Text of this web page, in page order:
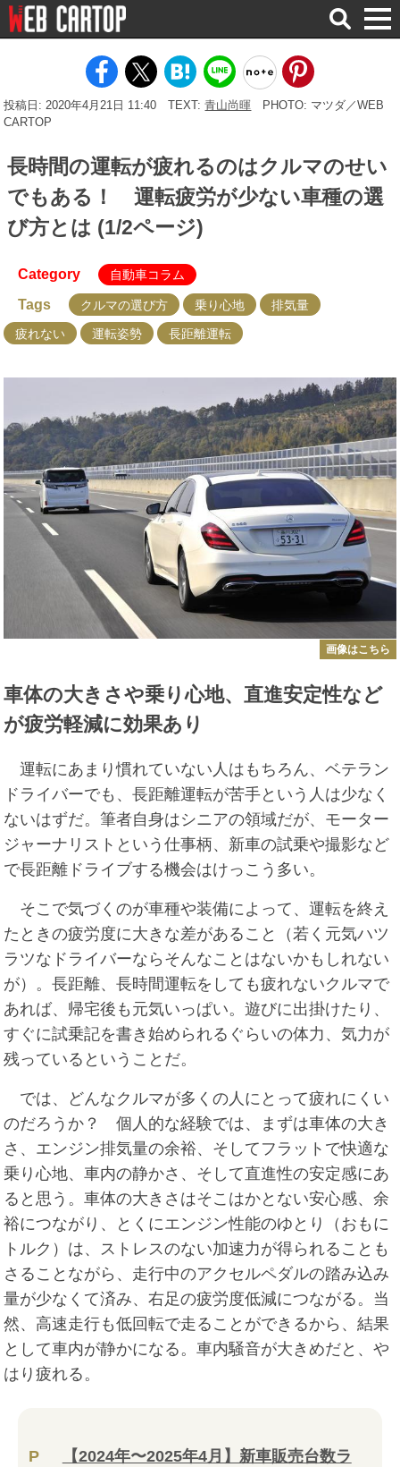
検
索
投稿日: 2020年4月21日 11:40 TEXT:青山尚暉
PHOTO: マツダ／WEB
CARTOP
長時間の運転が疲れるのはクルマのせい
でもある！ 運転疲労が少ない車種の選
び方とは (1/2ページ)
Category 自動車コラム
Tags クルマの選び方 乗り心地
排気量
疲れない
運転姿勢 長距離運転
画像はこちら
車体の大きさや乗り心地、直進安定性など
が疲労軽減に効果あり
運転にあまり慣れていない人はもちろん、ベテラン
ドライバーでも、長距離運転が苦手という人は少なく
ないはずだ。筆者自身はシニアの領域だが、モーター
ジャーナリストという仕事柄、新車の試乗や撮影など
で長距離ドライブする機会はけっこう多い。
そこで気づくのが車種や装備によって、運転を終え
たときの疲労度に大きな差があること（若く元気ハツ
ラツなドライバーならそんなことはないかもしれない
が）。長距離、長時間運転をしても疲れないクルマで
あれば、帰宅後も元気いっぱい。遊びに出掛けたり、
すぐに試乗記を書き始められるぐらいの体力、気力が
残っているということだ。
では、どんなクルマが多くの人にとって疲れにくい
のだろうか？ 個人的な経験では、まずは車体の大き
さ、エンジン排気量の余裕、そしてフラットで快適な
乗り心地、車内の静かさ、そして直進性の安定感にあ
ると思う。車体の大きさはそこはかとない安心感、余
裕につながり、とくにエンジン性能のゆとり（おもに
トルク）は、ストレスのない加速力が得られることも
さることながら、走行中のアクセルペダルの踏み込み
量が少なくて済み、右足の疲労度低減につながる。当
然、高速走行も低回転で走ることができるから、結果
として車内が静かになる。車内騒音が大きめだと、や
はり疲れる。
P
【2024年〜2025年4月】新車販売台数ラ